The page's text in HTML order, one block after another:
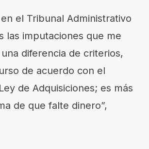
el Tribunal Administrativo
las imputaciones que me
diferencia de criterios,
de acuerdo con el
de Adquisiciones; es más
de que falte dinero”,